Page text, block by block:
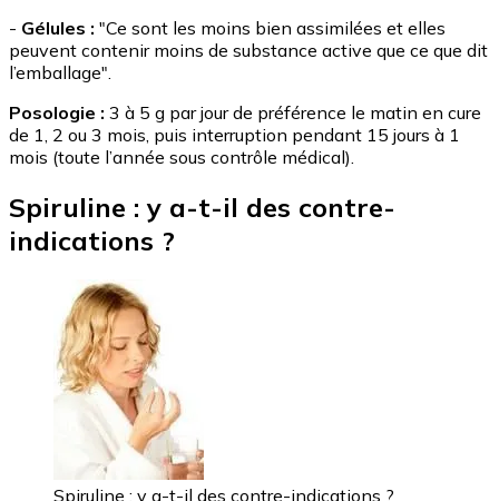
- Gélules : "Ce sont les moins bien assimilées et elles
peuvent contenir moins de substance active que ce que dit
l’emballage".
Posologie : 3 à 5 g par jour de préférence le matin en cure
de 1, 2 ou 3 mois, puis interruption pendant 15 jours à 1
mois (toute l’année sous contrôle médical).
Spiruline : y a-t-il des contre-
indications ?
Spiruline : y a-t-il des contre-indications ?